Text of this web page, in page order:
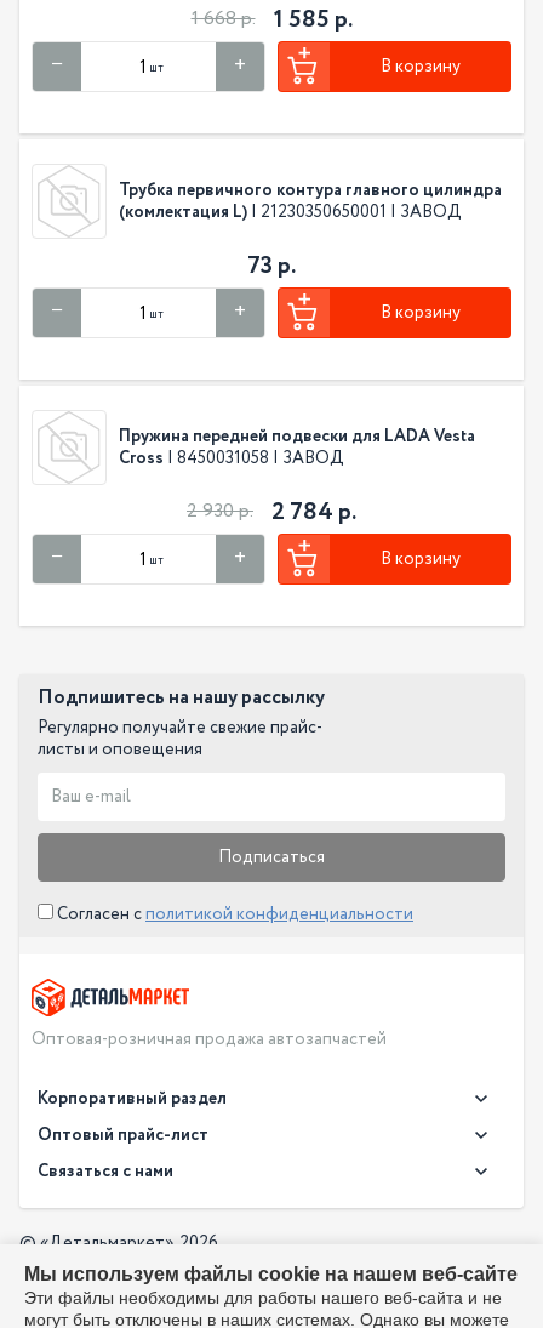
1 668 р. 1 585 р.
шт В корзину
Трубка первичного контура главного цилиндра
(комлектация L) | 21230350650001 | ЗАВОД
73 р.
шт В корзину
Пружина передней подвески для LADA Vesta
Cross | 8450031058 | ЗАВОД
2 930 р. 2 784 р.
шт В корзину
Подпишитесь на нашу рассылку
Регулярно получайте свежие прайс-
листы и оповещения
Подписаться
Согласен сполитикой конфиденциальности
Оптовая-розничная продажа автозапчастей
Корпоративный раздел
Новости
О компании
Доставка
Оптовый прайс-лист
Оплата
Производители
Политика в отношении обработки персональных данных
Оптовый прайс-лист
Скачать прайс в PDF
Связаться с нами
info@detalmarket.ru
© «Детальмаркет», 2026
Разработка:
Мы используем файлы cookie на нашем веб-сайте
Эти файлы необходимы для работы нашего веб-сайта и не
могут быть отключены в наших системах. Однако вы можете